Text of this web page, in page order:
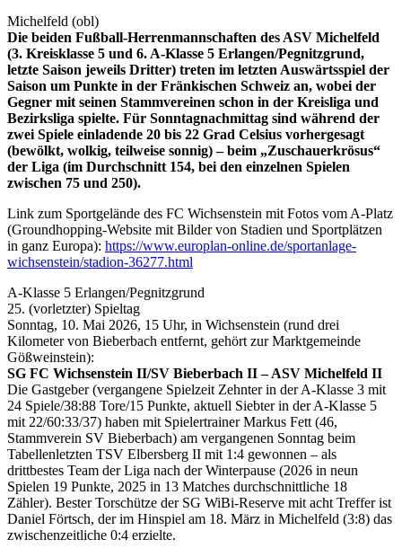
Michelfeld (obl)
Die beiden Fußball-Herrenmannschaften des ASV Michelfeld
(3. Kreisklasse 5 und 6. A-Klasse 5 Erlangen/Pegnitzgrund,
letzte Saison jeweils Dritter) treten im letzten Auswärtsspiel der
Saison um Punkte in der Fränkischen Schweiz an, wobei der
Gegner mit seinen Stammvereinen schon in der Kreisliga und
Bezirksliga spielte. Für Sonntagnachmittag sind während der
zwei Spiele einladende 20 bis 22 Grad Celsius vorhergesagt
(bewölkt, wolkig, teilweise sonnig) – beim „Zuschauerkrösus“
der Liga (im Durchschnitt 154, bei den einzelnen Spielen
zwischen 75 und 250).
Link zum Sportgelände des FC Wichsenstein mit Fotos vom A-Platz
(Groundhopping-Website mit Bilder von Stadien und Sportplätzen
in ganz Europa): https://www.europlan-online.de/sportanlage-
wichsenstein/stadion-36277.html
A-Klasse 5 Erlangen/Pegnitzgrund
25. (vorletzter) Spieltag
Sonntag, 10. Mai 2026, 15 Uhr, in Wichsenstein (rund drei
Kilometer von Bieberbach entfernt, gehört zur Marktgemeinde
Gößweinstein):
SG FC Wichsenstein II/SV Bieberbach II – ASV Michelfeld II
Die Gastgeber (vergangene Spielzeit Zehnter in der A-Klasse 3 mit
24 Spiele/38:88 Tore/15 Punkte, aktuell Siebter in der A-Klasse 5
mit 22/60:33/37) haben mit Spielertrainer Markus Fett (46,
Stammverein SV Bieberbach) am vergangenen Sonntag beim
Tabellenletzten TSV Elbersberg II mit 1:4 gewonnen – als
drittbestes Team der Liga nach der Winterpause (2026 in neun
Spielen 19 Punkte, 2025 in 13 Matches durchschnittliche 18
Zähler). Bester Torschütze der SG WiBi-Reserve mit acht Treffer ist
Daniel Förtsch, der im Hinspiel am 18. März in Michelfeld (3:8) das
zwischenzeitliche 0:4 erzielte.